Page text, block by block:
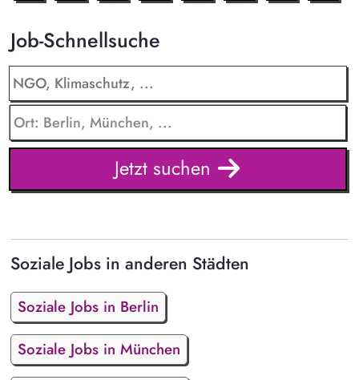
Job-Schnellsuche
Jetzt suchen
Soziale Jobs in anderen Städten
Soziale Jobs in Berlin
Soziale Jobs in München